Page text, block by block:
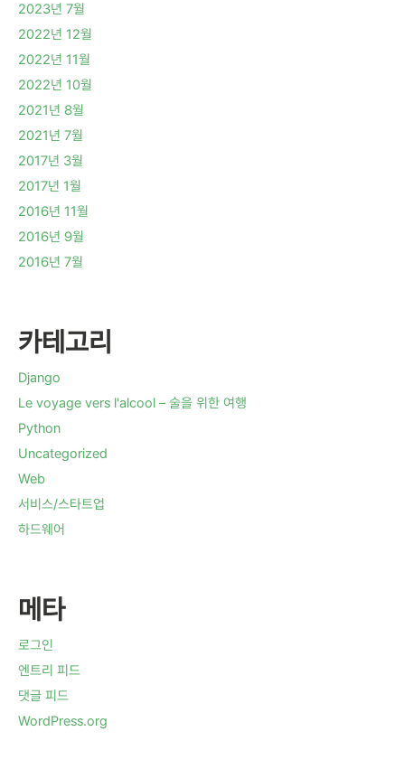
2023년 7월
2022년 12월
2022년 11월
2022년 10월
2021년 8월
2021년 7월
2017년 3월
2017년 1월
2016년 11월
2016년 9월
2016년 7월
카테고리
Django
Le voyage vers l'alcool – 술을 위한 여행
Python
Uncategorized
Web
서비스/스타트업
하드웨어
메타
로그인
엔트리 피드
댓글 피드
WordPress.org